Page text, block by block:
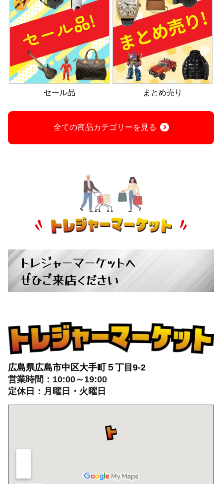
セール品 まとめ売り
全ての商品カテゴリーを見る
トレジャーマーケットへ
ぜひご来店ください
広島県広島市中区大手町５丁目9-2
営業時間：10:00～19:00
定休日：月曜日・火曜日